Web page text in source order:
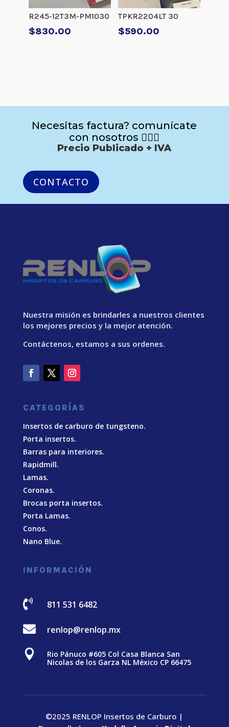
R245-12T3M-PM1030
$830.00
TPKR2204LT 30
$590.00
Necesitas factura? comunícate
con nosotros 🙋🏻‍♂️
Precio Publicado + IVA
CONTACTO
Nuestra misión es brindarles a nuestros clientes
los mejores precios y la mejor atención.
Contáctenos, estamos a sus ordenes.
CATEGORÍAS
Insertos de carburo de tungsteno.
Porta insertos.
Barras para interiores.
Rapidmill.
Lamas.
Coronas.
Brocas porta insertos.
Porta Lamas.
Conos.
Nano Blue.
INFORMACIÓN
 811 531 6482
 renlop@renlop.mx

Rio Pánuco #605 Col Casa Blanca San
Nicolas de los Garza NL México CP 66475
©2025 RENLOP Insertos de Carburo |